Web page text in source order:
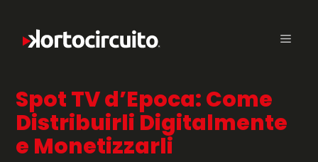
Spot TV d’Epoca: Come
Distribuirli Digitalmente
e Monetizzarli